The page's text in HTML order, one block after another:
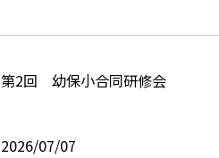
第2回 幼保小合同研修会
2026/07/07